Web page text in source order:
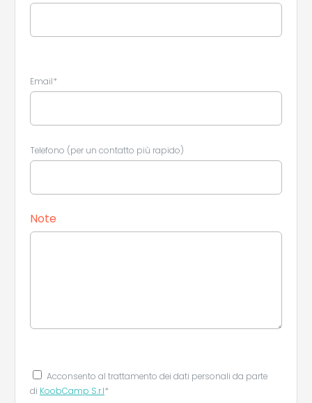
Email*
Telefono (per un contatto più rapido)
Note
Acconsento al trattamento dei dati personali da parte
di KoobCamp S.r.l*